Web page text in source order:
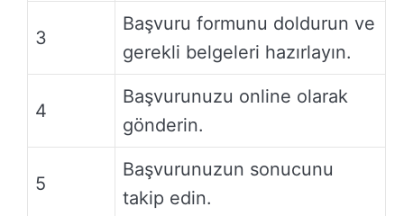
3
Başvuru formunu doldurun ve
gerekli belgeleri hazırlayın.
4
Başvurunuzu online olarak
gönderin.
5
Başvurunuzun sonucunu
takip edin.